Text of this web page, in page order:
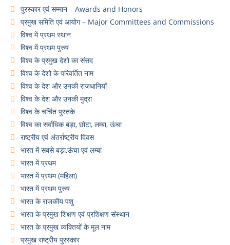
पुरस्कार एवं सम्मान – Awards and Honors
प्रमुख समिति एवं आयोग – Major Committees and Commissions
विश्व में प्रथम स्थान
विश्व में प्रथम पुरुष
विश्व के प्रमुख देशो का संसद
विश्व के देशो के परिवर्तित नाम
विश्व के देश और उनकी राजधानियाँ
विश्व के देश और उनकी मुद्रा
विश्व के चर्चित पुस्तके
विश्व का सर्वाधिक बड़ा, छोटा, लम्बा, ऊंचा
राष्ट्रीय एवं अंतर्राष्ट्रीय दिवस
भारत में सबसे बड़ा,ऊंचा एवं लम्बा
भारत में प्रथम
भारत में प्रथम (महिला)
भारत में प्रथम पुरुष
भारत के राजकीय पशु
भारत के प्रमुख शिक्षण एवं प्रशिक्षण संस्थान
भारत के प्रमुख व्यक्तियों के मूल नाम
प्रमुख राष्ट्रीय पुरस्कार